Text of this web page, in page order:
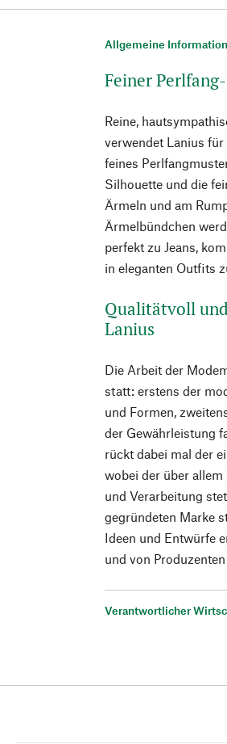
Allgemeine
Feiner
Reine,
verwendet Lanius
feines
Silhouette und die
Ärmeln und am
Ärmelbündchen
perfekt zu Jeans,
in eleganten Outfits
Qualitätvoll
Lanius
Die Arbeit der
statt: erstens der
und Formen,
der Gewährleistung
rückt dabei mal der
wobei der über
und Verarbeitung
gegründeten Marke
Ideen und Entwürfe
und von
Verantwortlicher